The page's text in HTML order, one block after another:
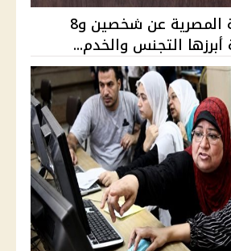
إسقاط الجنسية المصرية عن شخصين و8
أبرزها التجنس والخدم...